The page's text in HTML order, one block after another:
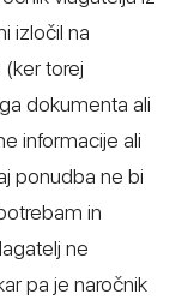
izločil na
torej
dokumenta ali
informacije ali
ponudba ne bi
in
ne
pa je naročnik